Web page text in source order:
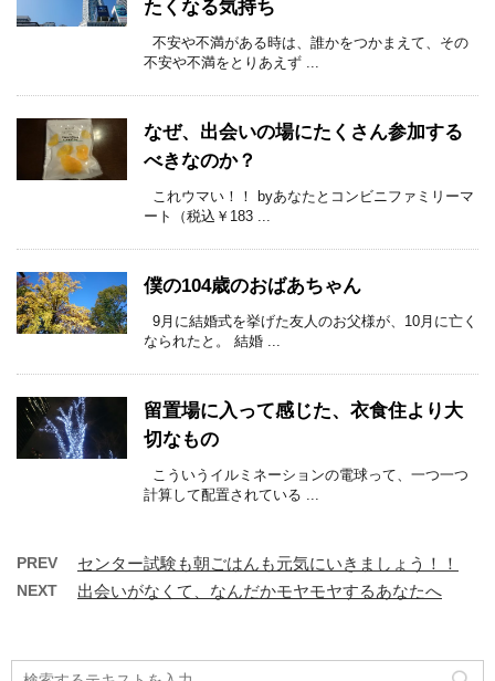
たくなる気持ち
不安や不満がある時は、誰かをつかまえて、その
不安や不満をとりあえず ...
なぜ、出会いの場にたくさん参加する
べきなのか？
これウマい！！ byあなたとコンビニファミリーマ
ート（税込￥183 ...
僕の104歳のおばあちゃん
9月に結婚式を挙げた友人のお父様が、10月に亡く
なられたと。 結婚 ...
留置場に入って感じた、衣食住より大
切なもの
こういうイルミネーションの電球って、一つ一つ
計算して配置されている ...
PREV センター試験も朝ごはんも元気にいきましょう！！
NEXT 出会いがなくて、なんだかモヤモヤするあなたへ